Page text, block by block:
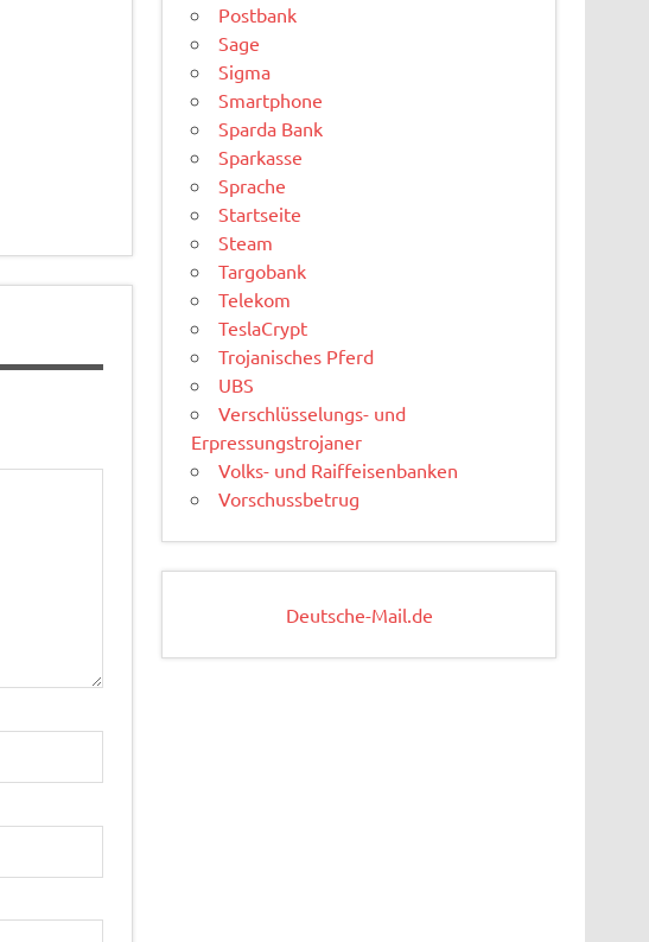
Postbank
Sage
Sigma
Smartphone
Sparda Bank
Sparkasse
Sprache
Startseite
Steam
Targobank
Telekom
TeslaCrypt
Trojanisches Pferd
UBS
Verschlüsselungs- und
Erpressungstrojaner
Volks- und Raiffeisenbanken
Vorschussbetrug
Deutsche-Mail.de